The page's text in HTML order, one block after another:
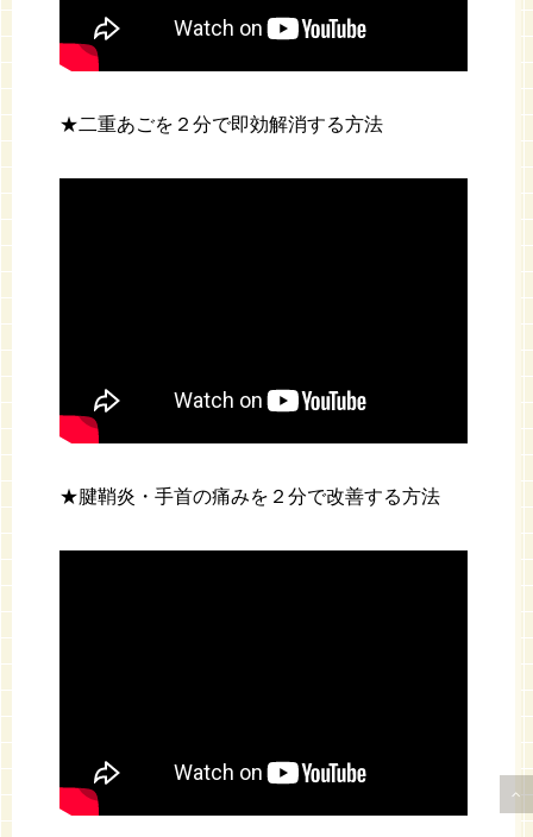
★二重あごを２分で即効解消する方法
★腱鞘炎・手首の痛みを２分で改善する方法